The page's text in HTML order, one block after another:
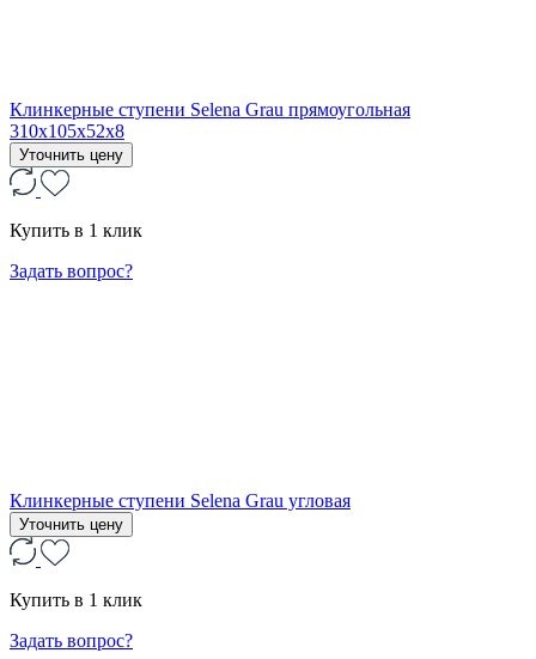
Клинкерные ступени Selena Grau прямоугольная
310x105x52x8
Уточнить цену
Купить в 1 клик
Задать вопрос?
Клинкерные ступени Selena Grau угловая
Уточнить цену
Купить в 1 клик
Задать вопрос?